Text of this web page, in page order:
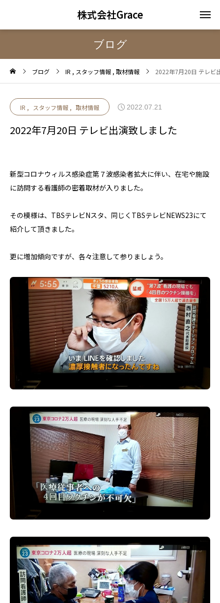
株式会社Grace
ブログ
ブログ IR スタッフ情報 取材情報 2022年7月20日 テレビ
IR スタッフ情報 取材情報 2022.07.21
2022年7月20日 テレビ出演致しました
新型コロナウィルス感染症第７波感染者拡大に伴い、在宅や施設
に訪問する看護師の密着取材が入りました。
その模様は、TBSテレビNスタ、同じくTBSテレビNEWS23にて
紹介して頂きました。
更に増加傾向ですが、各々注意して参りましょう。